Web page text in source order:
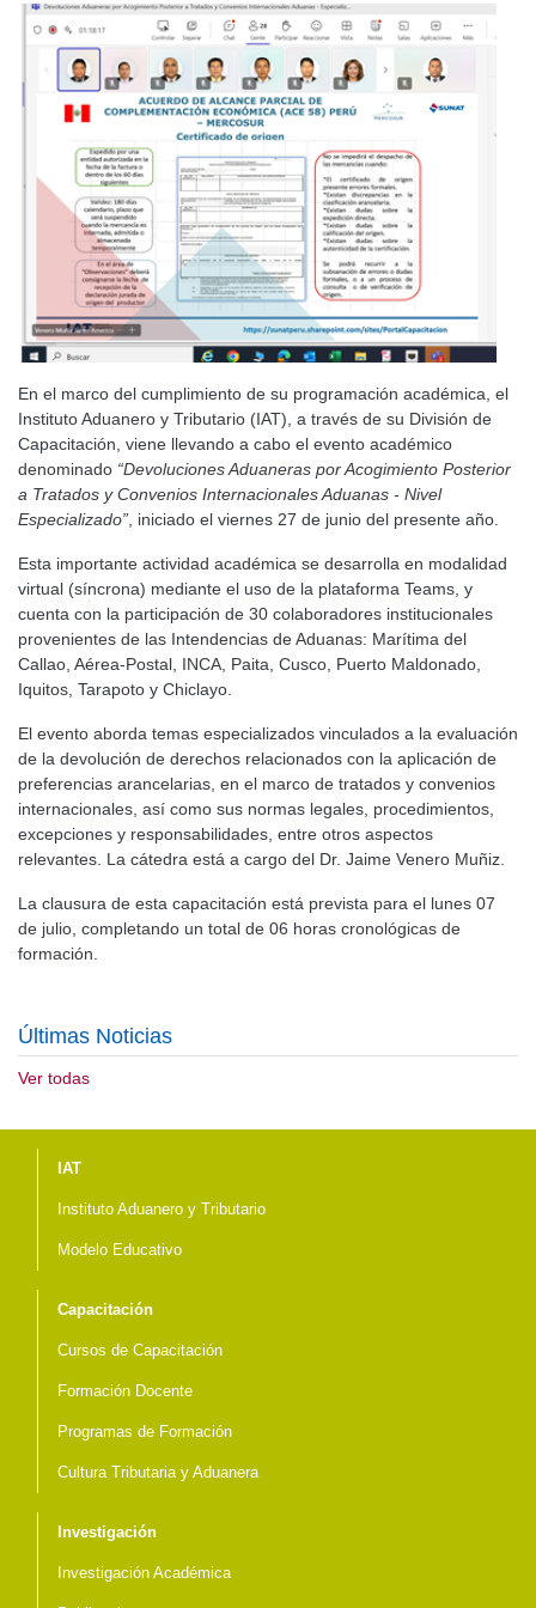
En el marco del cumplimiento de su programación académica, el
Instituto Aduanero y Tributario (IAT), a través de su División de
Capacitación, viene llevando a cabo el evento académico
denominado “Devoluciones Aduaneras por Acogimiento Posterior
a Tratados y Convenios Internacionales Aduanas - Nivel
Especializado” , iniciado el viernes 27 de junio del presente año.
Esta importante actividad académica se desarrolla en modalidad
virtual (síncrona) mediante el uso de la plataforma Teams, y
cuenta con la participación de 30 colaboradores institucionales
provenientes de las Intendencias de Aduanas: Marítima del
Callao, Aérea-Postal, INCA, Paita, Cusco, Puerto Maldonado,
Iquitos, Tarapoto y Chiclayo.
El evento aborda temas especializados vinculados a la evaluación
de la devolución de derechos relacionados con la aplicación de
preferencias arancelarias, en el marco de tratados y convenios
internacionales, así como sus normas legales, procedimientos,
excepciones y responsabilidades, entre otros aspectos
relevantes. La cátedra está a cargo del Dr. Jaime Venero Muñiz.
La clausura de esta capacitación está prevista para el lunes 07
de julio, completando un total de 06 horas cronológicas de
formación.
Últimas Noticias
Ver todas
Menú del pie
IAT
Instituto Aduanero y Tributario
Modelo Educativo
Capacitación
Cursos de Capacitación
Formación Docente
Programas de Formación
Cultura Tributaria y Aduanera
Investigación
Investigación Académica